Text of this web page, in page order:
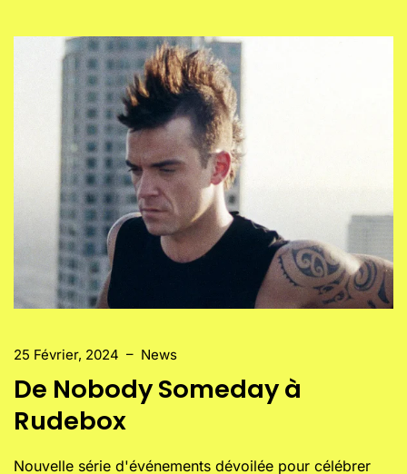
25 Février, 2024 – News
De Nobody Someday à
Rudebox
Nouvelle série d'événements dévoilée pour célébrer